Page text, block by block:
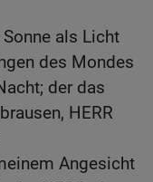
als Licht
des Mondes
der das
HERR
Angesicht